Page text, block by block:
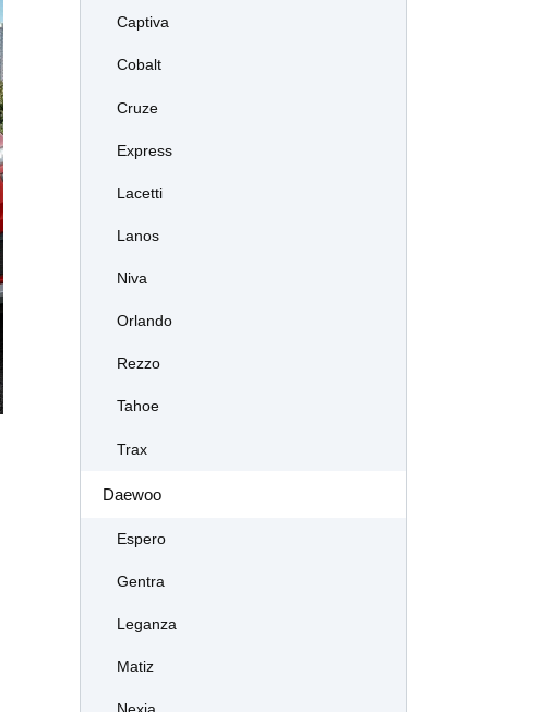
Captiva
Cobalt
Cruze
Express
Lacetti
Lanos
Niva
Orlando
Rezzo
Tahoe
Trax
Daewoo
Espero
Gentra
Leganza
Matiz